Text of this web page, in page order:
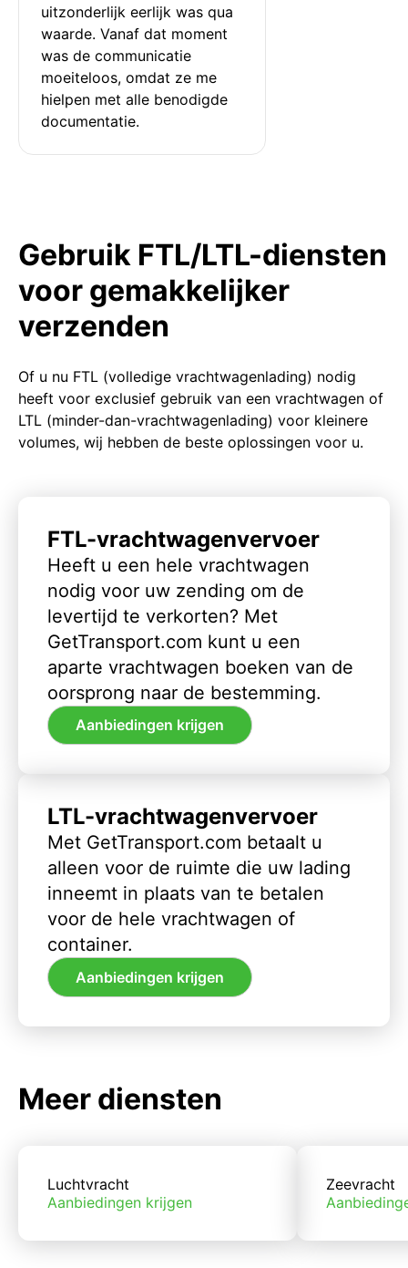
uitzonderlijk eerlijk was qua
waarde. Vanaf dat moment
was de communicatie
moeiteloos, omdat ze me
hielpen met alle benodigde
documentatie.
Gebruik FTL/LTL-diensten
voor gemakkelijker
verzenden
Of u nu FTL (volledige vrachtwagenlading) nodig
heeft voor exclusief gebruik van een vrachtwagen of
LTL (minder-dan-vrachtwagenlading) voor kleinere
volumes, wij hebben de beste oplossingen voor u.
FTL-vrachtwagenvervoer
Heeft u een hele vrachtwagen
nodig voor uw zending om de
levertijd te verkorten? Met
GetTransport.com kunt u een
aparte vrachtwagen boeken van de
oorsprong naar de bestemming.
Aanbiedingen krijgen
LTL-vrachtwagenvervoer
Met GetTransport.com betaalt u
alleen voor de ruimte die uw lading
inneemt in plaats van te betalen
voor de hele vrachtwagen of
container.
Aanbiedingen krijgen
Meer diensten
Luchtvracht
Aanbiedingen krijgen
Zeevracht